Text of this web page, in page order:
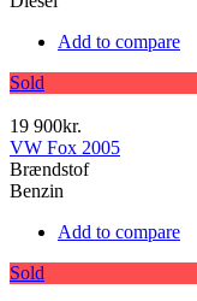
Add to compare
Sold
19 900kr.
VW Fox 2005
Brændstof
Benzin
Add to compare
Sold